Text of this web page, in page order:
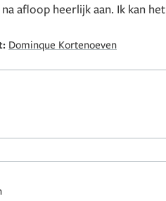
afloop heerlijk aan. Ik kan het
Dominque Kortenoeven